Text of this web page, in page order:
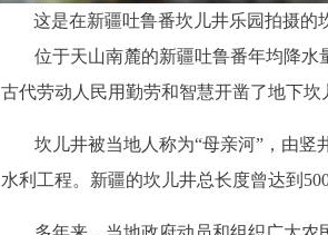
这是在新疆吐鲁番坎儿井乐园拍摄的坎
位于天山南麓的新疆吐鲁番年均降水
古代劳动人民用勤劳和智慧开凿了地下
坎儿井被当地人称为“母亲河”，由
水利工程。新疆的坎儿井总长度曾达到